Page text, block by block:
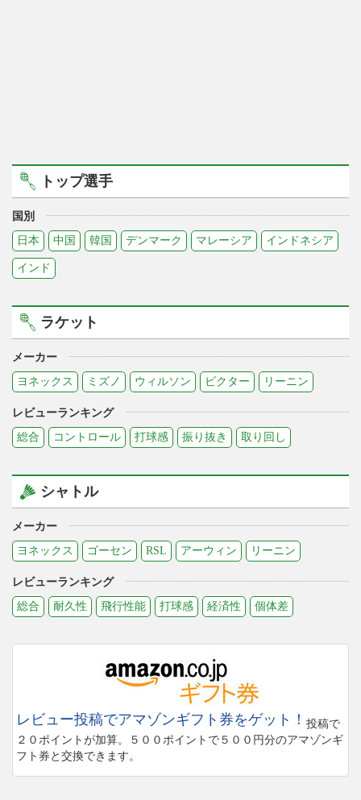
トップ選手
国別
日本
中国 韓国 デンマーク マレーシア インドネシア
インド
ラケット
メーカー
ヨネックス
ミズノ ウィルソン ビクター リーニン
レビューランキング
総合
コントロール 打球感 振り抜き 取り回し
シャトル
メーカー
ヨネックス
ゴーセン RSL アーウィン リーニン
レビューランキング
総合
耐久性 飛行性能 打球感 経済性 個体差
レビュー投稿でアマゾンギフト券をゲット！ 投稿で
２０ポイントが加算。５００ポイントで５００円分のアマゾンギ
フト券と交換できます。